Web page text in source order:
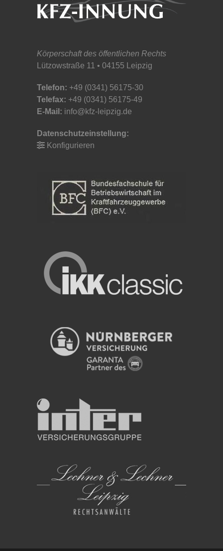
Körperschaft des öffentlichen Rechts
Lützowstraße 11 • 04155 Leipzig
Telefon: +49 (0341) 56175-30
Telefax: +49 (0341) 56175-49
E-Mail: info@kfz-leipzig.de
Datenschutzeinstellung:
Konfigurieren